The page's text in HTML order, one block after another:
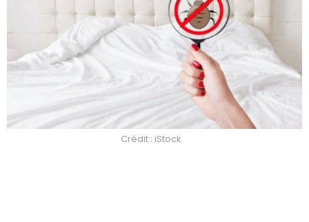
Crédit : iStock